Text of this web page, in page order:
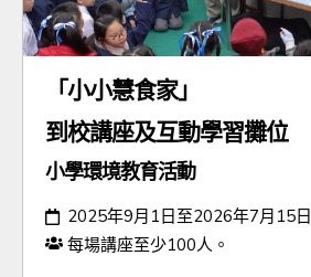
「小小慧食家」
到校講座及互動學習攤位
小學環境教育活動
日期：
2025年9月1日至2026年7月15日
人數：
每場講座至少100人。